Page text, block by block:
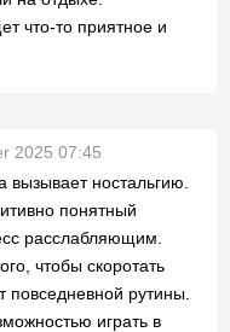
что-то приятное и
2025 07:45
вызывает ностальгию.
понятный
расслабляющим.
чтобы скоротать
повседневной рутины.
играть в